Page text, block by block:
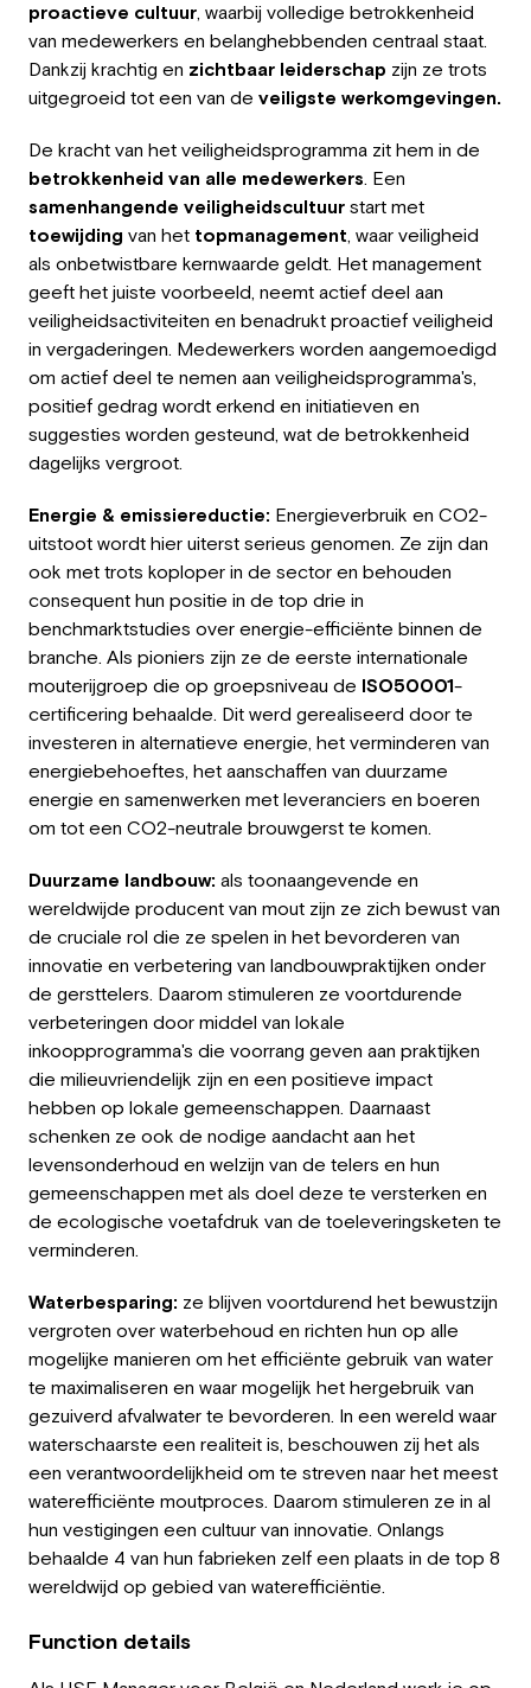
proactieve cultuur, waarbij volledige betrokkenheid
van medewerkers en belanghebbenden centraal staat.
Dankzij krachtig en zichtbaar leiderschap zijn ze trots
uitgegroeid tot een van de veiligste werkomgevingen.
De kracht van het veiligheidsprogramma zit hem in de
betrokkenheid van alle medewerkers. Een
samenhangende veiligheidscultuur start met
toewijding van het topmanagement, waar veiligheid
als onbetwistbare kernwaarde geldt. Het management
geeft het juiste voorbeeld, neemt actief deel aan
veiligheidsactiviteiten en benadrukt proactief veiligheid
in vergaderingen. Medewerkers worden aangemoedigd
om actief deel te nemen aan veiligheidsprogramma's,
positief gedrag wordt erkend en initiatieven en
suggesties worden gesteund, wat de betrokkenheid
dagelijks vergroot.
Energie & emissiereductie: Energieverbruik en CO2-
uitstoot wordt hier uiterst serieus genomen. Ze zijn dan
ook met trots koploper in de sector en behouden
consequent hun positie in de top drie in
benchmarktstudies over energie-efficiënte binnen de
branche. Als pioniers zijn ze de eerste internationale
mouterijgroep die op groepsniveau de ISO50001-
certificering behaalde. Dit werd gerealiseerd door te
investeren in alternatieve energie, het verminderen van
energiebehoeftes, het aanschaffen van duurzame
energie en samenwerken met leveranciers en boeren
om tot een CO2-neutrale brouwgerst te komen.
Duurzame landbouw: als toonaangevende en
wereldwijde producent van mout zijn ze zich bewust van
de cruciale rol die ze spelen in het bevorderen van
innovatie en verbetering van landbouwpraktijken onder
de gersttelers. Daarom stimuleren ze voortdurende
verbeteringen door middel van lokale
inkoopprogramma's die voorrang geven aan praktijken
die milieuvriendelijk zijn en een positieve impact
hebben op lokale gemeenschappen. Daarnaast
schenken ze ook de nodige aandacht aan het
levensonderhoud en welzijn van de telers en hun
gemeenschappen met als doel deze te versterken en
de ecologische voetafdruk van de toeleveringsketen te
verminderen.
Waterbesparing: ze blijven voortdurend het bewustzijn
vergroten over waterbehoud en richten hun op alle
mogelijke manieren om het efficiënte gebruik van water
te maximaliseren en waar mogelijk het hergebruik van
gezuiverd afvalwater te bevorderen. In een wereld waar
waterschaarste een realiteit is, beschouwen zij het als
een verantwoordelijkheid om te streven naar het meest
waterefficiënte moutproces. Daarom stimuleren ze in al
hun vestigingen een cultuur van innovatie. Onlangs
behaalde 4 van hun fabrieken zelf een plaats in de top 8
wereldwijd op gebied van waterefficiëntie.
Function details